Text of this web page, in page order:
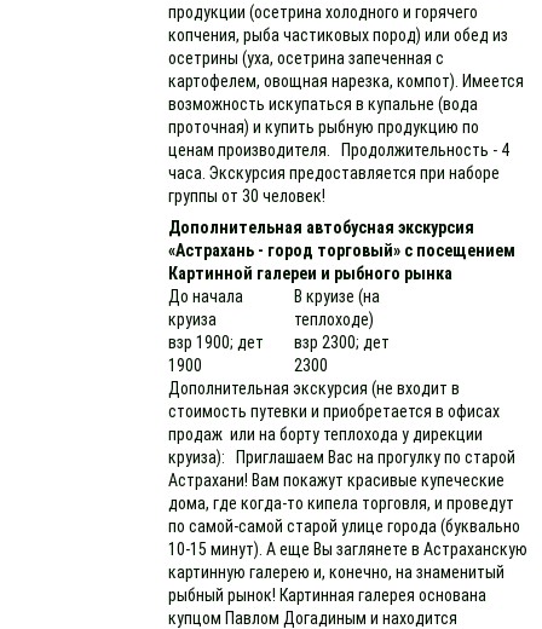
продукции (осетрина холодного и горячего
копчения, рыба частиковых пород) или обед из
осетрины (уха, осетрина запеченная с
картофелем, овощная нарезка, компот). Имеется
возможность искупаться в купальне (вода
проточная) и купить рыбную продукцию по
ценам производителя. Продолжительность - 4
часа. Экскурсия предоставляется при наборе
группы от 30 человек!
Дополнительная автобусная экскурсия
«Астрахань - город торговый» с посещением
Картинной галереи и рыбного рынка
До начала
круиза
взр 1900; дет
1900
В круизе (на
теплоходе)
взр 2300; дет
2300
Дополнительная экскурсия (не входит в
стоимость путевки и приобретается в офисах
продаж или на борту теплохода у дирекции
круиза): Приглашаем Вас на прогулку по старой
Астрахани! Вам покажут красивые купеческие
дома, где когда-то кипела торговля, и проведут
по самой-самой старой улице города (буквально
10-15 минут). А еще Вы заглянете в Астраханскую
картинную галерею и, конечно, на знаменитый
рыбный рынок! Картинная галерея основана
купцом Павлом Догадиным и находится